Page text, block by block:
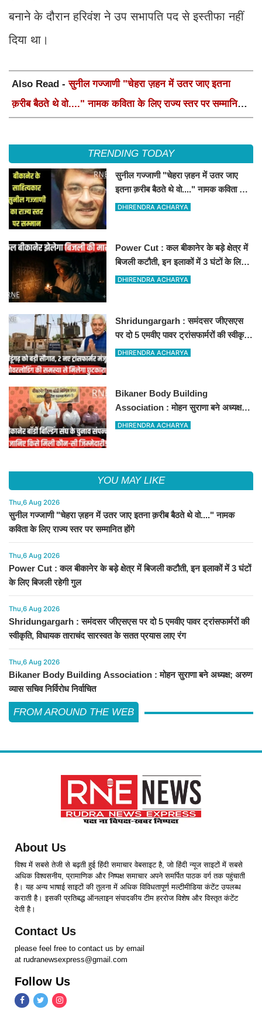
बनाने के दौरान हरिवंश ने उप सभापति पद से इस्तीफा नहीं
दिया था।
Also Read -सुनील गज्जाणी "चेहरा ज़हन में उतर जाए इतना
क़रीब बैठते थे वो...." नामक कविता के लिए राज्य स्तर पर सम्मानित
TRENDING TODAY
सुनील गज्जाणी "चेहरा ज़हन में उतर जाए
इतना क़रीब बैठते थे वो...." नामक कविता के
लिए राज्य स्तर पर सम्मानित होंगे
DHIRENDRA ACHARYA
Power Cut : कल बीकानेर के बड़े क्षेत्र में
बिजली कटौती, इन इलाकों में 3 घंटों के लिए
बिजली रहेगी गुल
DHIRENDRA ACHARYA
Shridungargarh : समंदसर जीएसएस
पर दो 5 एमवीए पावर ट्रांसफार्मरों की स्वीकृति,
विधायक ताराचंद सारस्वत के सतत प्रयास
DHIRENDRA ACHARYA
Bikaner Body Building
Association : मोहन सुराणा बने अध्यक्ष;
अरुण व्यास सचिव निर्विरोध निर्वाचित
DHIRENDRA ACHARYA
YOU MAY LIKE
Thu,6 Aug 2026
सुनील गज्जाणी "चेहरा ज़हन में उतर जाए इतना क़रीब बैठते थे वो...." नामक
कविता के लिए राज्य स्तर पर सम्मानित होंगे
Thu,6 Aug 2026
Power Cut : कल बीकानेर के बड़े क्षेत्र में बिजली कटौती, इन इलाकों में 3 घंटों
के लिए बिजली रहेगी गुल
Thu,6 Aug 2026
Shridungargarh : समंदसर जीएसएस पर दो 5 एमवीए पावर ट्रांसफार्मरों की
स्वीकृति, विधायक ताराचंद सारस्वत के सतत प्रयास लाए रंग
Thu,6 Aug 2026
Bikaner Body Building Association : मोहन सुराणा बने अध्यक्ष; अरुण
व्यास सचिव निर्विरोध निर्वाचित
FROM AROUND THE WEB
About Us
विश्व में सबसे तेजी से बढ़ती हुई हिंदी समाचार वेबसाइट है, जो हिंदी न्यूज साइटों में सबसे
अधिक विश्वसनीय, प्रामाणिक और निष्पक्ष समाचार अपने समर्पित पाठक वर्ग तक पहुंचाती
है। यह अन्य भाषाई साइटों की तुलना में अधिक विविधतापूर्ण मल्टीमीडिया कंटेंट उपलब्ध
कराती है। इसकी प्रतिबद्ध ऑनलाइन संपादकीय टीम हररोज विशेष और विस्तृत कंटेंट
देती है।
Contact Us
please feel free to contact us by email
at rudranewsexpress@gmail.com
Follow Us